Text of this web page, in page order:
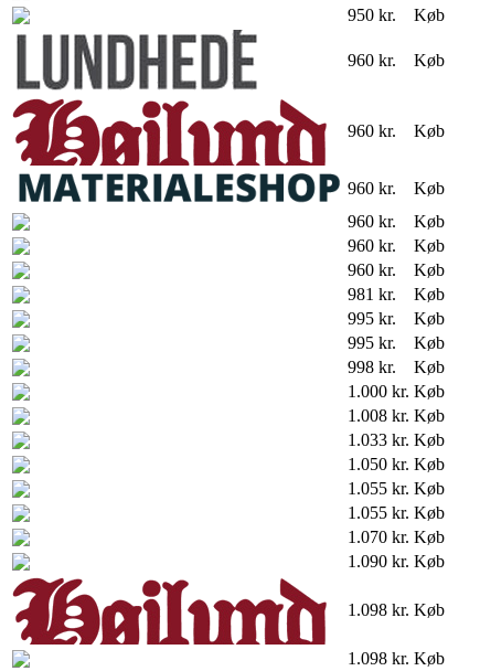
950 kr.
Køb
960 kr. Køb
960 kr. Køb
960 kr.
Køb
960 kr.
Køb
960 kr.
Køb
960 kr.
Køb
981 kr.
Køb
995 kr.
Køb
995 kr.
Køb
998 kr.
Køb
1.000 kr. Køb
1.008 kr. Køb
1.033 kr. Køb
1.050 kr. Køb
1.055 kr. Køb
1.055 kr. Køb
1.070 kr. Køb
1.090 kr. Køb
1.098 kr. Køb
1.098 kr. Køb